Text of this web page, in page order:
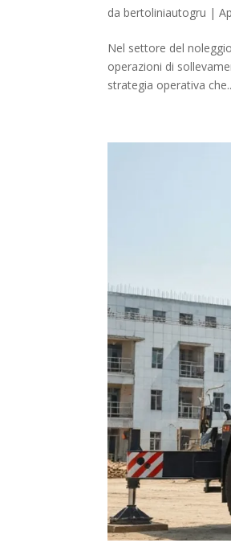
dabertoliniautogru |
Nel settore del
operazioni di
strategia operativa